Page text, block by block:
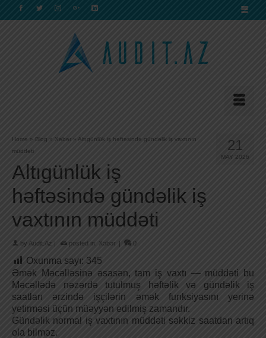
21
MAY 2026
Home » Blog » Xəbər » Altıgünlük iş həftəsində gündəlik iş vaxtının
müddəti
Altıgünlük iş
həftəsində gündəlik iş
vaxtının müddəti
by Audit.Az | posted in: Xəbər | 0
Oxunma sayı: 345
Əmək Məcəlləsinə əsasən, tam iş vaxtı — müddəti bu
Məcəllədə nəzərdə tutulmuş həftəlik və gündəlik iş
saatları ərzində işçilərin əmək funksiyasını yerinə
yetirməsi üçün müəyyən edilmiş zamandır.
Gündəlik normal iş vaxtının müddəti səkkiz saatdan artıq
ola bilməz.